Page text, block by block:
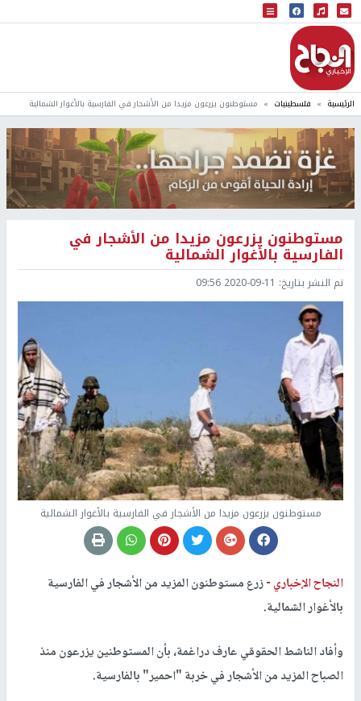
البث المباشر
إذاعة النجاح
الرئيسية فلسطينيات مستوطنون يزرعون مزيدا من الأشجار في الفارسية بالأغوار الشمالية
مستوطنون يزرعون مزيدا من الأشجار في
الفارسية بالأغوار الشمالية
تم النشر بتاريخ: 2020-09-11 09:56
مستوطنون يزرعون مزيدا من الأشجار في الفارسية بالأغوار الشمالية
النجاح الإخباري -زرع مستوطنون المزيد من الأشجار في الفارسية
بالأغوار الشمالية.
وأفاد الناشط الحقوقي عارف دراغمة، بأن المستوطنين يزرعون منذ
الصباح المزيد من الأشجار في خربة "احمير" بالفارسية.